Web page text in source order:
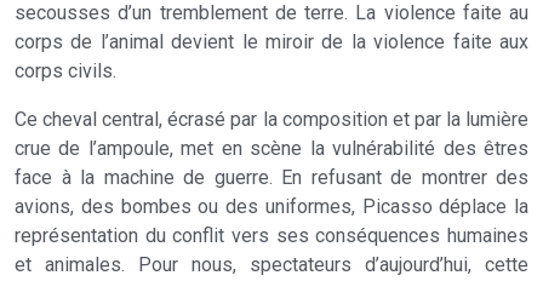
secousses d’un tremblement de terre. La violence faite au
corps de l’animal devient le miroir de la violence faite aux
corps civils.
Ce cheval central, écrasé par la composition et par la lumière
crue de l’ampoule, met en scène la vulnérabilité des êtres
face à la machine de guerre. En refusant de montrer des
avions, des bombes ou des uniformes, Picasso déplace la
représentation du conflit vers ses conséquences humaines
et animales. Pour nous, spectateurs d’aujourd’hui, cette